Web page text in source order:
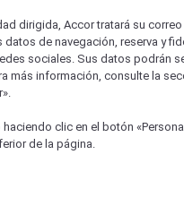
dirigida, Accor tratará su
de navegación, reserva y
sociales. Sus datos podrán
más información, consulte la
clic en el botón
de la página.